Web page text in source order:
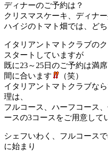
ディナーのご予約は？
クリスマスケーキ、ディナ
ハイジのトマト畑では、ど
イタリアントマトクラブの
スタートしていますが
既に23～25日のご予約は満
間に合います
（笑）
イタリアントマトクラブな
理は、
フルコース、ハーフコース
ースの3コースをご用意して
シェフいわく、フルコース
に始まり